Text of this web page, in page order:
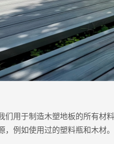
们用于制造木塑地板的所有材
，例如使用过的塑料瓶和木材。